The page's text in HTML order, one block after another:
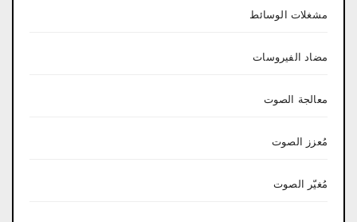
مشغلات الوسائط
مضاد الفيروسات
معالجة الصوت
مُعزز الصوت
مُغيّر الصوت